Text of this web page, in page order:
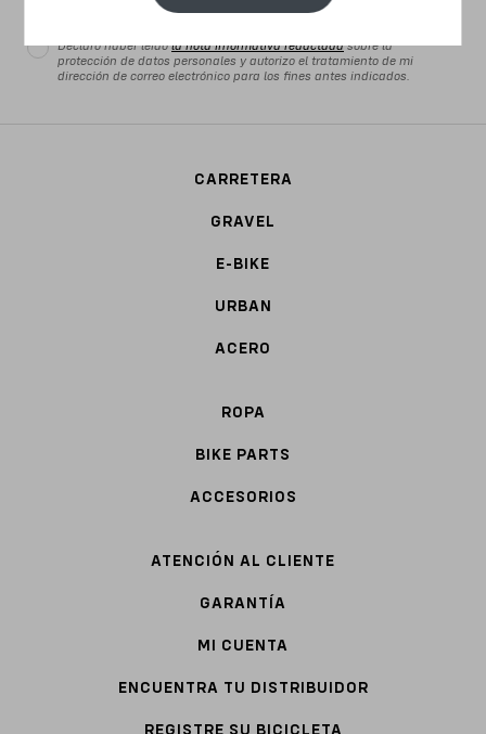
Declaro haber leídola nota informativa redactadasobre la
protección de datos personales y autorizo el tratamiento de mi
dirección de correo electrónico para los fines antes indicados.
CARRETERA
GRAVEL
E-BIKE
URBAN
ACERO
ROPA
BIKE PARTS
ACCESORIOS
ATENCIÓN AL CLIENTE
GARANTÍA
MI CUENTA
ENCUENTRA TU DISTRIBUIDOR
REGISTRE SU BICICLETA